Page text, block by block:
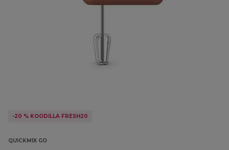
-20 % KOODILLA FRESH20
QUICKMIX GO